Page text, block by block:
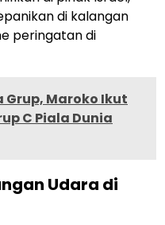
di kalangan
peringatan di
Grup, Maroko Ikut
C Piala Dunia
Udara di